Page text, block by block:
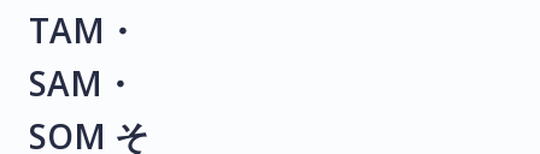
TAM・
SAM・
SOM そ